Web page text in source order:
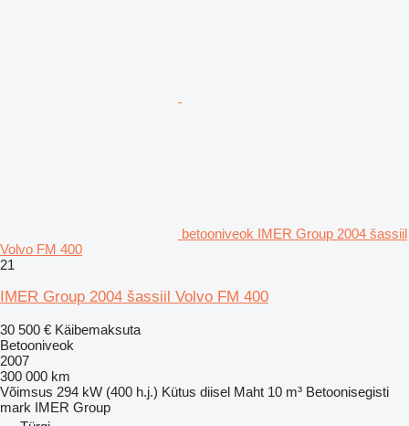
betooniveok IMER Group 2004 šassiil
Volvo FM 400
21
IMER Group 2004 šassiil Volvo FM 400
30 500 € Käibemaksuta
Betooniveok
2007
300 000 km
Võimsus 294 kW (400 h.j.) Kütus diisel Maht 10 m³ Betoonisegisti
mark IMER Group